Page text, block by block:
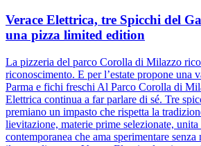
Verace Elettrica, tre Spicchi del
una pizza limited edition
La pizzeria del parco Corolla di Milazzo
riconoscimento. E per l’estate propone una
Parma e fichi freschi Al Parco Corolla di
Elettrica continua a far parlare di sé. Tre
premiano un impasto che rispetta la
lievitazione, materie prime selezionate, unita
contemporanea che ama sperimentare